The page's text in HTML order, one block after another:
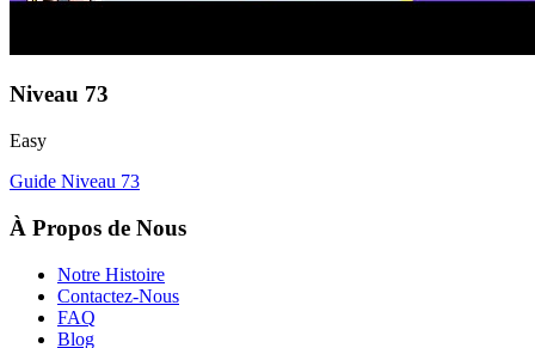
Niveau 73
Easy
Guide Niveau 73
À Propos de Nous
Notre Histoire
Contactez-Nous
FAQ
Blog